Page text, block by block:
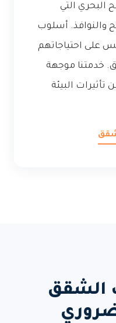
البحري التي
والنوافذ. أسلوب
على احتياجاتهم
خدمتنا موجهة
البيئة
شقق
الشقق
ضروري